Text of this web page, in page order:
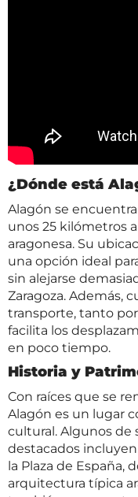
¿Dónde está
Alagón se
unos 25 kilómetros
aragonesa. Su
una opción ideal
sin alejarse
Zaragoza. Además,
transporte, tanto
facilita los
en poco tiempo.
Historia y
Con raíces que se
Alagón es un lugar
cultural. Algunos
destacados
la Plaza de España,
arquitectura típica